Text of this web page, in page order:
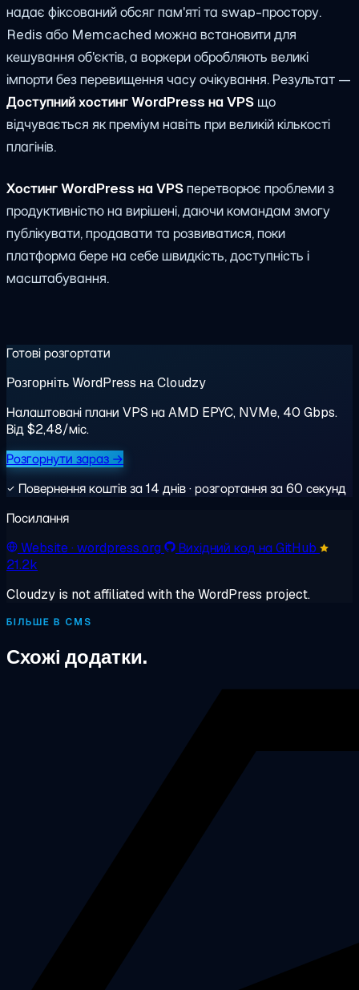
надає фіксований обсяг пам'яті та swap-простору.
Redis або Memcached можна встановити для
кешування об'єктів, а воркери обробляють великі
імпорти без перевищення часу очікування. Результат —
Доступний хостинг WordPress на VPS що
відчувається як преміум навіть при великій кількості
плагінів.
Хостинг WordPress на VPSперетворює проблеми з
продуктивністю на вирішені, даючи командам змогу
публікувати, продавати та розвиватися, поки
платформа бере на себе швидкість, доступність і
масштабування.
Готові розгортати
Розгорніть WordPress на Cloudzy
Налаштовані плани VPS на AMD EPYC, NVMe, 40 Gbps.
Від $2,48/міс.
Розгорнути зараз →
Повернення коштів за 14 днів · розгортання за 60 секунд
Посилання
Website· wordpress.org
Вихідний код на GitHub
21.2k
Cloudzy is not affiliated with the WordPress project.
БІЛЬШЕ В CMS
Схожі додатки.